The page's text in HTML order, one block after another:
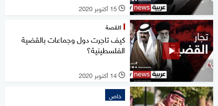
l 15 أكتوبر 2020
القصة
كيف تاجرت دول وجماعات بالقضية
الفلسطينية؟
l 14 أكتوبر 2020
خاص